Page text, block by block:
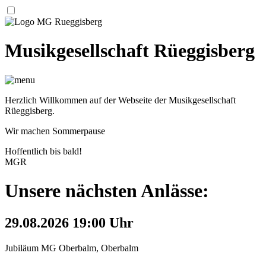
Musikgesellschaft Rüeggisberg
Herzlich Willkommen auf der Webseite der Musikgesellschaft
Rüeggisberg.
Wir machen Sommerpause
Hoffentlich bis bald!
MGR
Unsere nächsten Anlässe:
29.08.2026 19:00 Uhr
Jubiläum MG Oberbalm, Oberbalm